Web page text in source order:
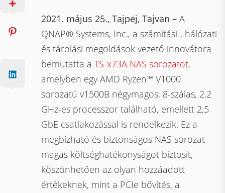
2021. május 25., Tajpej, Tajvan – A
QNAP® Systems, Inc., a számítási-, hálózati
és tárolási megoldások vezető innovátora
bemutatta aTS-x73A NAS sorozatot,
amelyben egy AMD Ryzen™ V1000
sorozatú v1500B négymagos, 8-szálas, 2,2
GHz-es processzor található, emellett 2,5
GbE csatlakozással is rendelkezik. Ez a
megbízható és biztonságos NAS sorozat
magas költséghatékonyságot biztosít,
köszönhetően az olyan hozzáadott
értékeknek, mint a PCIe bővítés, a